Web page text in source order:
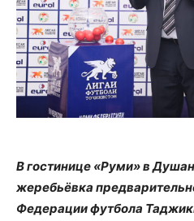
В гостинице «Руми» в
жеребьёвка
Федерации футбола